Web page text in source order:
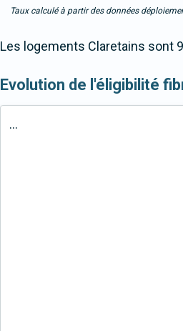
Taux calculé à partir des données
Les logements Claretains sont
Evolution de l'éligibilité
...